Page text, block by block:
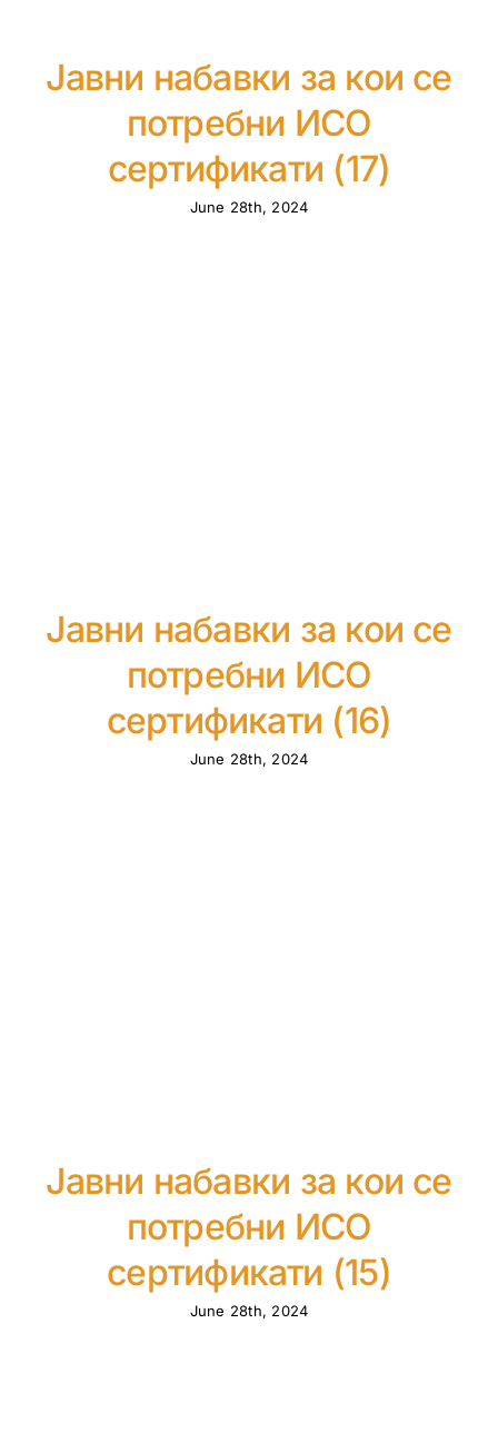
Јавни набавки за кои се
потребни ИСО
сертификати (17)
June 28th, 2024
Јавни набавки за кои се
потребни ИСО
сертификати (16)
June 28th, 2024
Јавни набавки за кои се
потребни ИСО
сертификати (15)
June 28th, 2024